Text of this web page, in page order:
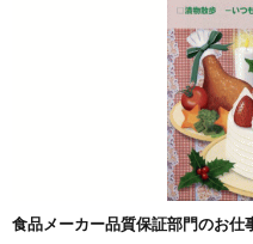
食品メーカー品質保証部門のお仕